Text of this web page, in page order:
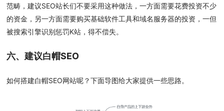
范畴，建议SEO站长们不要采用这种做法，一方面需要花费投资不少
的资金，另一方面需要购买基础软件工具和域名服务器的投资，一但
被搜索引擎识别惩罚K站，得不偿失。
六、建议白帽SEO
如何搭建白帽SEO网站呢？下面导图给大家提供一些思路。